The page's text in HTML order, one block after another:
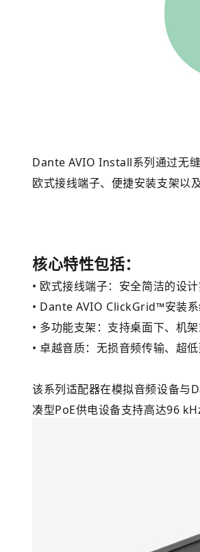
Dante AVIO Install系列通过无
欧式接线端子、便捷安装支架以
核心特性包括：
• 欧式接线端子：安全简洁的设
• Dante AVIO ClickGrid™安装
• 多功能支架：支持桌面下、机
• 卓越音质：无损音频传输、超
该系列适配器在模拟音频设备与
凑型PoE供电设备支持高达96